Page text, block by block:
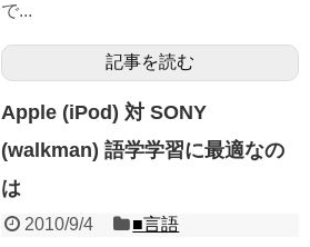
で...
記事を読む
Apple (iPod) 対 SONY
(walkman) 語学学習に最適なの
は
2010/9/4
■言語